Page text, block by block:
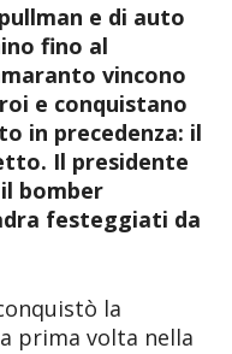
e di auto
fino al
vincono
e conquistano
in precedenza: il
Il presidente
bomber
festeggiati da
la
prima volta nella